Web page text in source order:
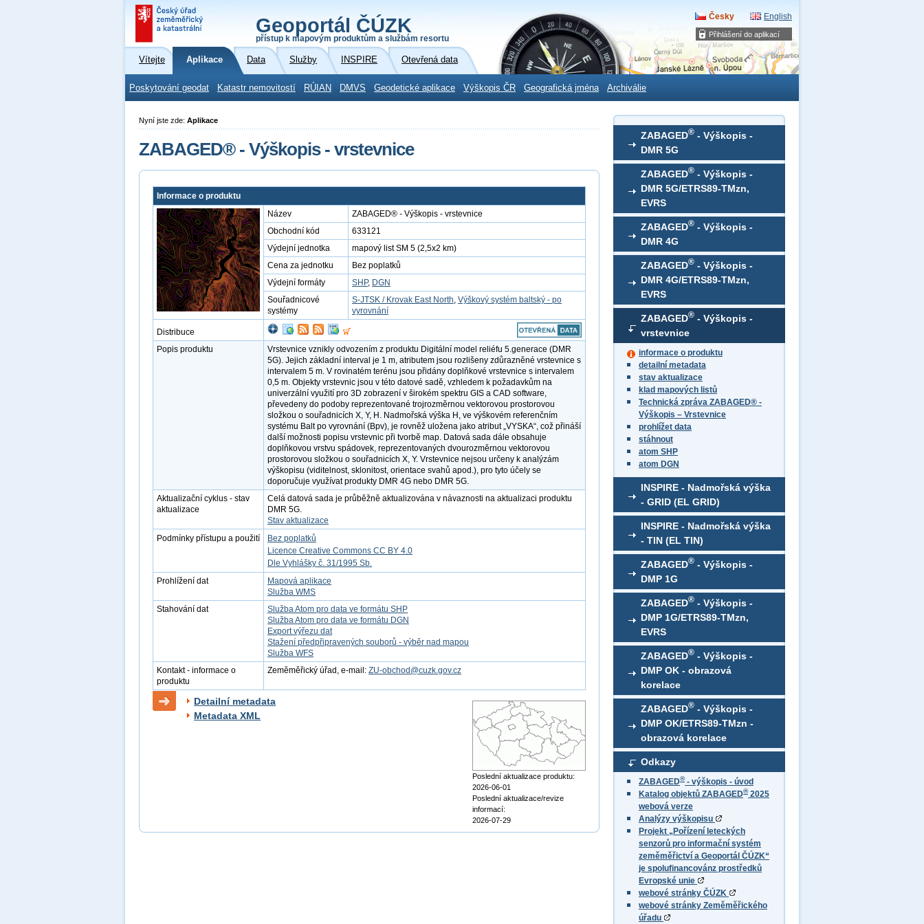
Přihlášení do aplikací
Geoportál ČÚZK
přístup k mapovým produktům a službám resortu
Česky English
Vítejte Aplikace Data Služby INSPIRE Otevřená data
Poskytování geodat Katastr nemovitostí RÚIAN DMVS Geodetické aplikace Výškopis ČR Geografická jména Archiválie
ZABAGED® - Výškopis -
DMR 5G
ZABAGED® - Výškopis -
DMR 5G/ETRS89-TMzn,
EVRS
ZABAGED® - Výškopis -
DMR 4G
ZABAGED® - Výškopis -
DMR 4G/ETRS89-TMzn,
EVRS
ZABAGED® - Výškopis -
vrstevnice
informace o produktu
detailní metadata
stav aktualizace
klad mapových listů
Technická zpráva ZABAGED® -
Výškopis – Vrstevnice
prohlížet data
stáhnout
atom SHP
atom DGN
INSPIRE - Nadmořská výška
- GRID (EL GRID)
INSPIRE - Nadmořská výška
- TIN (EL TIN)
ZABAGED® - Výškopis -
DMP 1G
ZABAGED® - Výškopis -
DMP 1G/ETRS89-TMzn,
EVRS
ZABAGED® - Výškopis -
DMP OK - obrazová
korelace
ZABAGED® - Výškopis -
DMP OK/ETRS89-TMzn -
obrazová korelace
Odkazy
ZABAGED®- výškopis - úvod
Katalog objektů ZABAGED®2025
webová verze
Analýzy výškopisu
Projekt „Pořízení leteckých
senzorů pro informační systém
zeměměřictví a Geoportál ČÚZK“
je spolufinancovánz prostředků
Evropské unie
webové stránky ČÚZK
webové stránky Zeměměřického
úřadu
Nyní jste zde: Aplikace
ZABAGED® - Výškopis - vrstevnice
Informace o produktu
Název
ZABAGED® - Výškopis - vrstevnice
Obchodní kód
633121
Výdejní jednotka
mapový list SM 5 (2,5x2 km)
Cena za jednotku
Bez poplatků
Výdejní formáty
SHP, DGN
Souřadnicové
systémy
S-JTSK / Krovak East North, Výškový systém baltský - po
vyrovnání
Distribuce
Popis produktu
Vrstevnice vznikly odvozením z produktu Digitální model reliéfu 5.generace (DMR
5G). Jejich základní interval je 1 m, atributem jsou rozlišeny zdůrazněné vrstevnice s
intervalem 5 m. V rovinatém terénu jsou přidány doplňkové vrstevnice s intervalem
0,5 m. Objekty vrstevnic jsou v této datové sadě, vzhledem k požadavkům na
univerzální využití pro 3D zobrazení v širokém spektru GIS a CAD software,
převedeny do podoby reprezentované trojrozměrnou vektorovou prostorovou
složkou o souřadnicích X, Y, H. Nadmořská výška H, ve výškovém referenčním
systému Balt po vyrovnání (Bpv), je rovněž uložena jako atribut „VYSKA“, což přináší
další možnosti popisu vrstevnic při tvorbě map. Datová sada dále obsahuje
doplňkovou vrstvu spádovek, reprezentovaných dvourozměrnou vektorovou
prostorovou složkou o souřadnicích X, Y. Vrstevnice nejsou určeny k analýzám
výškopisu (viditelnost, sklonitost, orientace svahů apod.), pro tyto účely se
doporučuje využívat produkty DMR 4G nebo DMR 5G.
Aktualizační cyklus - stav
aktualizace
Celá datová sada je průběžně aktualizována v návaznosti na aktualizaci produktu
DMR 5G.
Stav aktualizace
Podmínky přístupu a použití
Bez poplatků
Licence Creative Commons CC BY 4.0
Dle Vyhlášky č. 31/1995 Sb.
Prohlížení dat
Mapová aplikace
Služba WMS
Stahování dat
Služba Atom pro data ve formátu SHP
Služba Atom pro data ve formátu DGN
Export výřezu dat
Stažení předpřipravených souborů - výběr nad mapou
Služba WFS
Kontakt - informace o
produktu
Zeměměřický úřad, e-mail: ZU-obchod@cuzk.gov.cz
Detailní metadata
Metadata XML
Poslední aktualizace produktu:
2026-06-01
Poslední aktualizace/revize
informací:
2026-07-29